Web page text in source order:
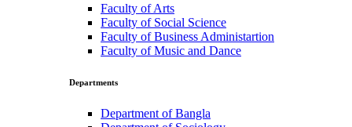
Faculty of Arts
Faculty of Social Science
Faculty of Business Administartion
Faculty of Music and Dance
Departments
Department of Bangla